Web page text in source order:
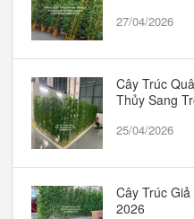
27/04/2026
Cây Trúc
Thủy Sang
25/04/2026
Cây Trúc
2026